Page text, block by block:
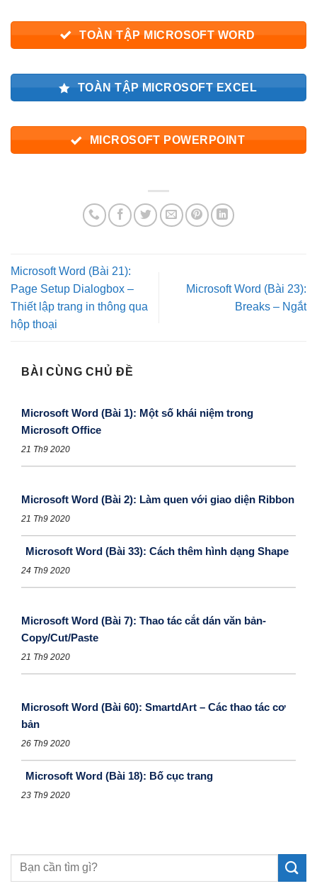
TOÀN TẬP MICROSOFT WORD
TOÀN TẬP MICROSOFT EXCEL
MICROSOFT POWERPOINT
Microsoft Word (Bài 21):
Page Setup Dialogbox –
Thiết lập trang in thông qua
hộp thoại
Microsoft Word (Bài 23):
Breaks – Ngắt
BÀI CÙNG CHỦ ĐỀ
Microsoft Word (Bài 1): Một số khái niệm trong
Microsoft Office
21 Th9 2020
Microsoft Word (Bài 2): Làm quen với giao diện Ribbon
21 Th9 2020
Microsoft Word (Bài 33): Cách thêm hình dạng Shape
24 Th9 2020
Microsoft Word (Bài 7): Thao tác cắt dán văn bản-
Copy/Cut/Paste
21 Th9 2020
Microsoft Word (Bài 60): SmartdArt – Các thao tác cơ
bản
26 Th9 2020
Microsoft Word (Bài 18): Bố cục trang
23 Th9 2020